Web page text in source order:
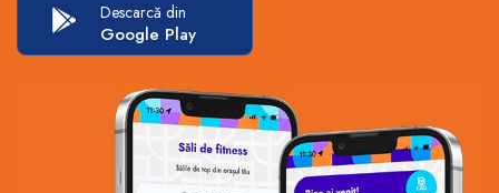
Descarcă din
Google Play